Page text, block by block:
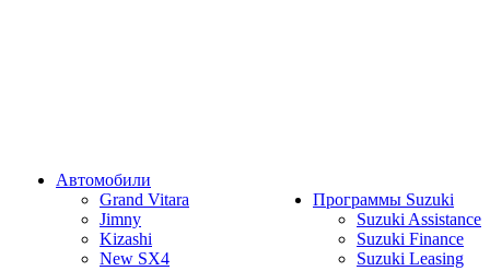
Автомобили
Grand Vitara
Jimny
Kizashi
New SX4
Программы Suzuki
Suzuki Assistance
Suzuki Finance
Suzuki Leasing